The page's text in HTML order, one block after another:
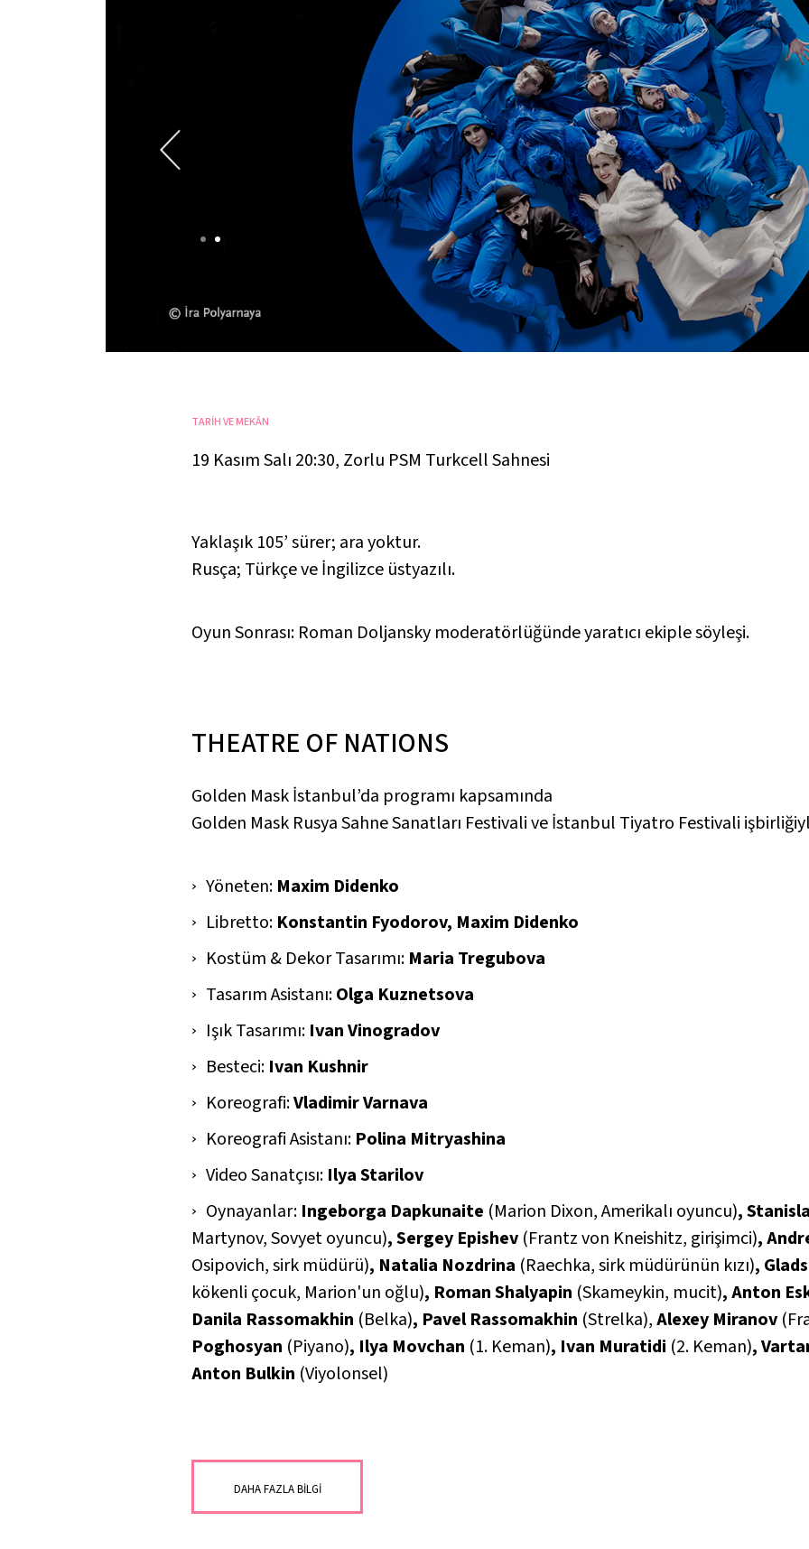
TARİH VE MEKÂN
19 Kasım Salı 20:30, Zorlu PSM Turkcell Sahnesi
Yaklaşık 105’ sürer; ara yoktur.
Rusça; Türkçe ve İngilizce üstyazılı.
Oyun Sonrası: Roman Doljansky moderatörlüğünde yaratıcı ekiple söyleşi.
THEATRE OF NATIONS
Golden Mask İstanbul’da programı kapsamında
Golden Mask Rusya Sahne Sanatları Festivali ve İstanbul Tiyatro Festivali
Yöneten: Maxim Didenko
Libretto: Konstantin Fyodorov, Maxim Didenko
Kostüm & Dekor Tasarımı: Maria Tregubova
Tasarım Asistanı:Olga Kuznetsova
Işık Tasarımı: Ivan Vinogradov
Besteci: Ivan Kushnir
Koreografi:Vladimir Varnava
Koreografi Asistanı: Polina Mitryashina
Video Sanatçısı: Ilya Starilov
Oynayanlar: Ingeborga Dapkunaite (Marion Dixon, Amerikalı oyuncu),
Martynov, Sovyet oyuncu), Sergey Epishev (Frantz von Kneishitz, girişimci),
Osipovich, sirk müdürü), Natalia Nozdrina (Raechka, sirk müdürünün kızı),
kökenli çocuk, Marion'un oğlu), Roman Shalyapin (Skameykin, mucit), Anton
Danila Rassomakhin (Belka), Pavel Rassomakhin (Strelka),Alexey Miranov
Poghosyan (Piyano), Ilya Movchan (1. Keman), Ivan Muratidi (2. Keman),
Anton Bulkin (Viyolonsel)
DAHA FAZLA BİLGİ